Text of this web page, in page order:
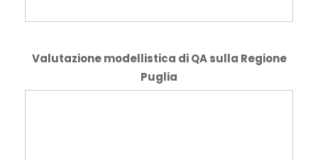
Valutazione modellistica di QA sulla Regione
Puglia